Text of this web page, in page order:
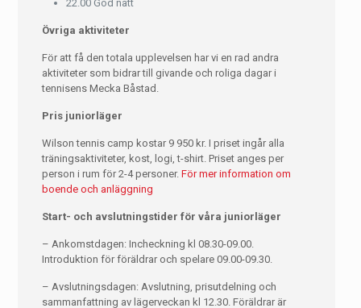
22.00 God natt
Övriga aktiviteter
För att få den totala upplevelsen har vi en rad andra
aktiviteter som bidrar till givande och roliga dagar i
tennisens Mecka Båstad.
Pris juniorläger
Wilson tennis camp kostar 9 950 kr. I priset ingår alla
träningsaktiviteter, kost, logi, t-shirt. Priset anges per
person i rum för 2-4 personer. För mer information om
boende och anläggning
Start- och avslutningstider för våra juniorläger
– Ankomstdagen: Incheckning kl 08.30-09.00.
Introduktion för föräldrar och spelare 09.00-09.30.
– Avslutningsdagen: Avslutning, prisutdelning och
sammanfattning av lägerveckan kl 12.30. Föräldrar är